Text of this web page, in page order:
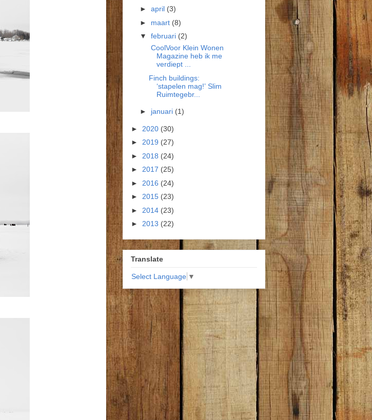
► april (3)
► maart (8)
▼ februari (2)
CoolVoor Klein Wonen
Magazine heb ik me
verdiept ...
Finch buildings:
‘stapelen mag!’ Slim
Ruimtegebr...
► januari (1)
► 2020 (30)
► 2019 (27)
► 2018 (24)
► 2017 (25)
► 2016 (24)
► 2015 (23)
► 2014 (23)
► 2013 (22)
Translate
Select Language ▼